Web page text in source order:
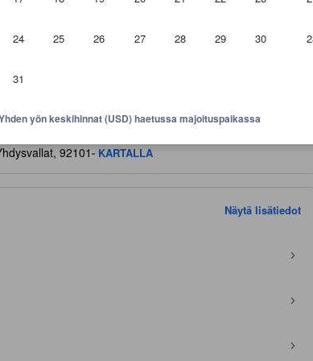
24 25 26 27 28 29 30
31
yön keskihinnat (USD) haetussa majoituspaikassa
92101- KARTALLA
Näytä lisätiedot